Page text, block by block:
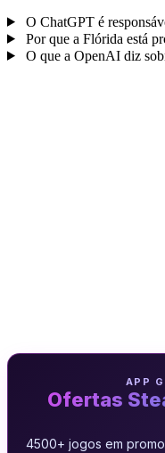
O ChatGPT é
Por que a Flórida está
O que a OpenAI diz
APP
Ofertas
4500+ jogos em